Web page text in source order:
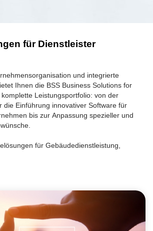
für Dienstleister
und integrierte
Ihnen die BSS Business Solutions for
Leistungsportfolio: von der
die Einführung innovativer Software für
bis zur Anpassung spezieller und
für Gebäudedienstleistung,
Die Lösungen werden stets aktuell an
als Microsoft Dynamics 365
Partner